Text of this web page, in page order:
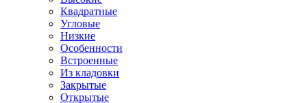
Квадратные
Угловые
Низкие
Особенности
Встроенные
Из кладовки
Закрытые
Открытые